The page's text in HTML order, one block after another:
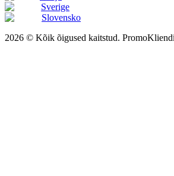
Sverige
Slovensko
2026 © Kõik õigused kaitstud.